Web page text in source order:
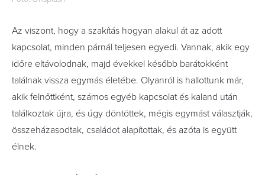
Az viszont, hogy a szakítás hogyan alakul át az adott
kapcsolat, minden párnál teljesen egyedi. Vannak, akik egy
időre eltávolodnak, majd évekkel később barátokként
találnak vissza egymás életébe. Olyanról is hallottunk már,
akik felnőttként, számos egyéb kapcsolat és kaland után
találkoztak újra, és úgy döntöttek, mégis egymást választják,
összeházasodtak, családot alapítottak, és azóta is együtt
élnek.